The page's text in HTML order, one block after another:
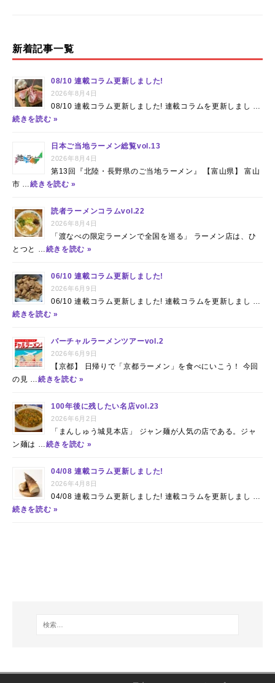
o
k
新着記事一覧
08/10 連載コラム更新しました!
2026年8月4日
08/10 連載コラム更新しました! 連載コラムを更新しまし …
続きを読む »
日本ご当地ラーメン総覧vol.13
2026年8月4日
第13回『北陸・長野県のご当地ラーメン』 【富山県】 富山
市 …続きを読む »
読者ラーメンコラムvol.22
2026年8月4日
「渡なべの限定ラーメンで全国を巡る」 ラーメン店は、ひ
とつと …続きを読む »
06/10 連載コラム更新しました!
2026年6月9日
06/10 連載コラム更新しました! 連載コラムを更新しまし …
続きを読む »
バーチャルラーメンツアーvol.2
2026年6月9日
【京都】 日帰りで「京都ラーメン」を食べにいこう！ 今回
の見 …続きを読む »
100年後に残したい名店vol.23
2026年6月2日
「まんしゅう城見本店」 ジャン麺が人気の店である。ジャ
ン麺は …続きを読む »
04/08 連載コラム更新しました!
2026年4月8日
04/08 連載コラム更新しました! 連載コラムを更新しまし …
続きを読む »